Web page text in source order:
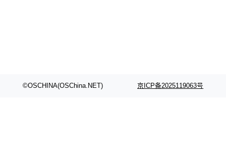
©OSCHINA(OSChina.NET) 京ICP备2025119063号